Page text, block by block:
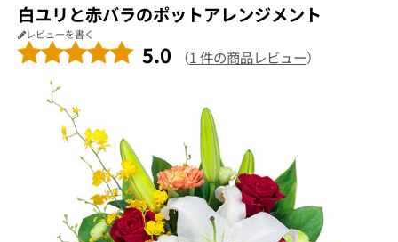
白ユリと赤バラのポットアレンジメント
レビューを書く
5.0 （1 件の商品レビュー）